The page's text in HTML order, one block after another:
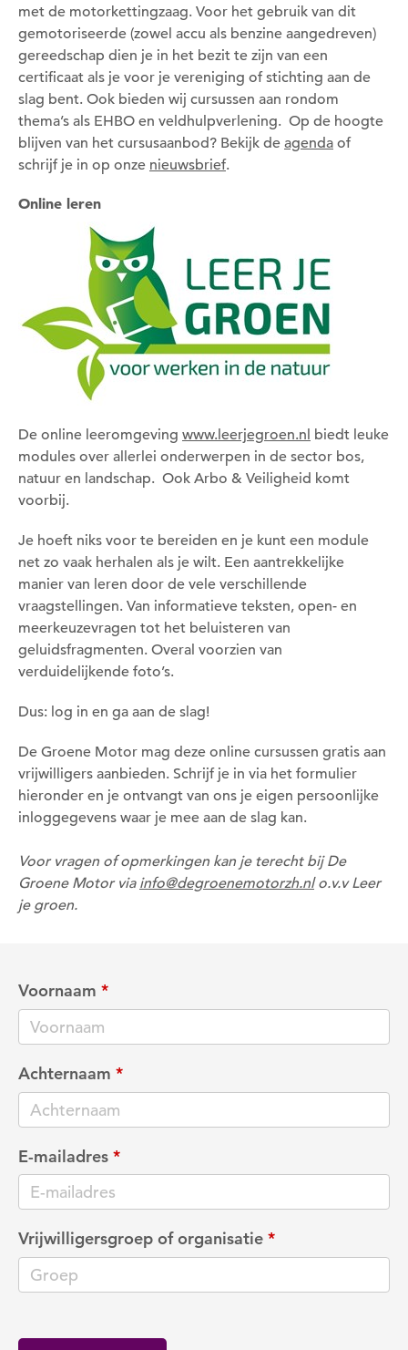
met de motorkettingzaag. Voor het gebruik van dit
gemotoriseerde (zowel accu als benzine aangedreven)
gereedschap dien je in het bezit te zijn van een
certificaat als je voor je vereniging of stichting aan de
slag bent. Ook bieden wij cursussen aan rondom
thema’s als EHBO en veldhulpverlening. Op de hoogte
blijven van het cursusaanbod? Bekijk de agenda of
schrijf je in op onze nieuwsbrief.
Online leren
De online leeromgeving www.leerjegroen.nl biedt leuke
modules over allerlei onderwerpen in de sector bos,
natuur en landschap. Ook Arbo & Veiligheid komt
voorbij.
Je hoeft niks voor te bereiden en je kunt een module
net zo vaak herhalen als je wilt. Een aantrekkelijke
manier van leren door de vele verschillende
vraagstellingen. Van informatieve teksten, open- en
meerkeuzevragen tot het beluisteren van
geluidsfragmenten. Overal voorzien van
verduidelijkende foto’s.
Dus: log in en ga aan de slag!
De Groene Motor mag deze online cursussen gratis aan
vrijwilligers aanbieden. Schrijf je in via het formulier
hieronder en je ontvangt van ons je eigen persoonlijke
inloggegevens waar je mee aan de slag kan.
Voor vragen of opmerkingen kan je terecht bij De
Groene Motor via info@degroenemotorzh.nlo.v.v Leer
je groen.
Voornaam *
Achternaam *
E-mailadres *
Vrijwilligersgroep of organisatie *